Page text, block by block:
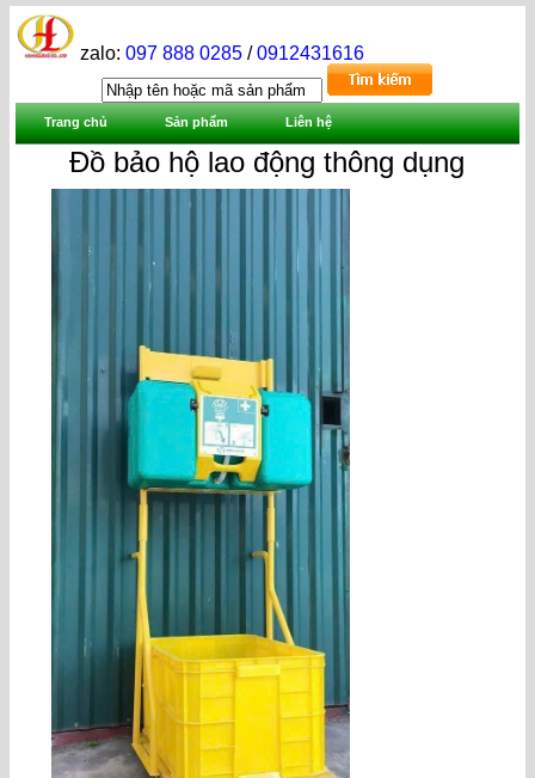
zalo:097 888 0285 /0912431616
Trang chủ Sản phẩm Liên hệ
Đồ bảo hộ lao động thông dụng